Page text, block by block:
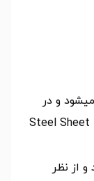
و در
اصطلاح انگلیسی به آن Sheet Metal و یا Steel Sheet
از نظر